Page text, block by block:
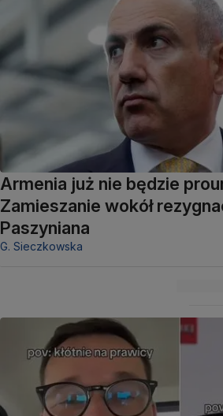
Armenia już nie będzie
Zamieszanie wokół
Paszyniana
G. Sieczkowska